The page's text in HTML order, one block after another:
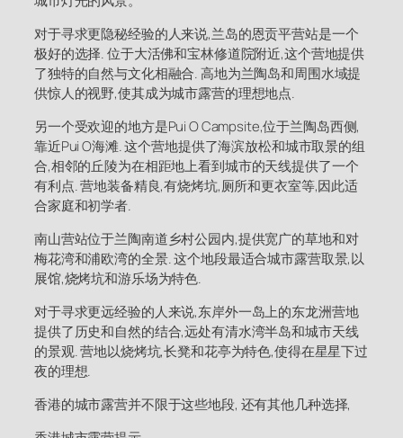
对于寻求更隐秘经验的人来说,兰岛的恩贡平营站是一个
极好的选择. 位于大活佛和宝林修道院附近,这个营地提供
了独特的自然与文化相融合. 高地为兰陶岛和周围水域提
供惊人的视野,使其成为城市露营的理想地点.
另一个受欢迎的地方是Pui O Campsite,位于兰陶岛西侧,
靠近Pui O海滩. 这个营地提供了海滨放松和城市取景的组
合,相邻的丘陵为在相距地上看到城市的天线提供了一个
有利点. 营地装备精良,有烧烤坑,厕所和更衣室等,因此适
合家庭和初学者.
南山营站位于兰陶南道乡村公园内,提供宽广的草地和对
梅花湾和浦欧湾的全景. 这个地段最适合城市露营取景,以
展馆,烧烤坑和游乐场为特色.
对于寻求更远经验的人来说,东岸外一岛上的东龙洲营地
提供了历史和自然的结合,远处有清水湾半岛和城市天线
的景观. 营地以烧烤坑,长凳和花亭为特色,使得在星星下过
夜的理想.
香港的城市露营并不限于这些地段, 还有其他几种选择,